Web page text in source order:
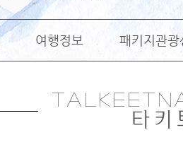
talkeetna |
타
여행정보 패키지관광